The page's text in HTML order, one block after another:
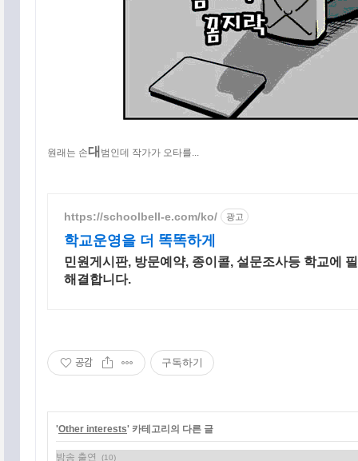
원래는 손대 범인데 작가가 오타를...
https://schoolbell-e.com/ko/ 광고
학교운영을 더 똑똑하게
민원게시판, 방문예약, 종이콜, 설문조사등 학교에
해결합니다.
공감 구독하기
'Other interests' 카테고리의 다른 글
방송 출연 (10)
공지사항
태그목록
최근에 달린 댓글